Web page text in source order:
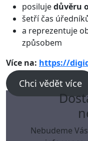
posilujedůvěru
šetří čas
a reprezentuje
způsobem
Více na: https://
Chci vědět více
Nebudeme